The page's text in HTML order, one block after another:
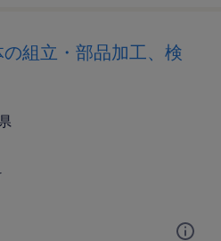
組立・部品加工、検